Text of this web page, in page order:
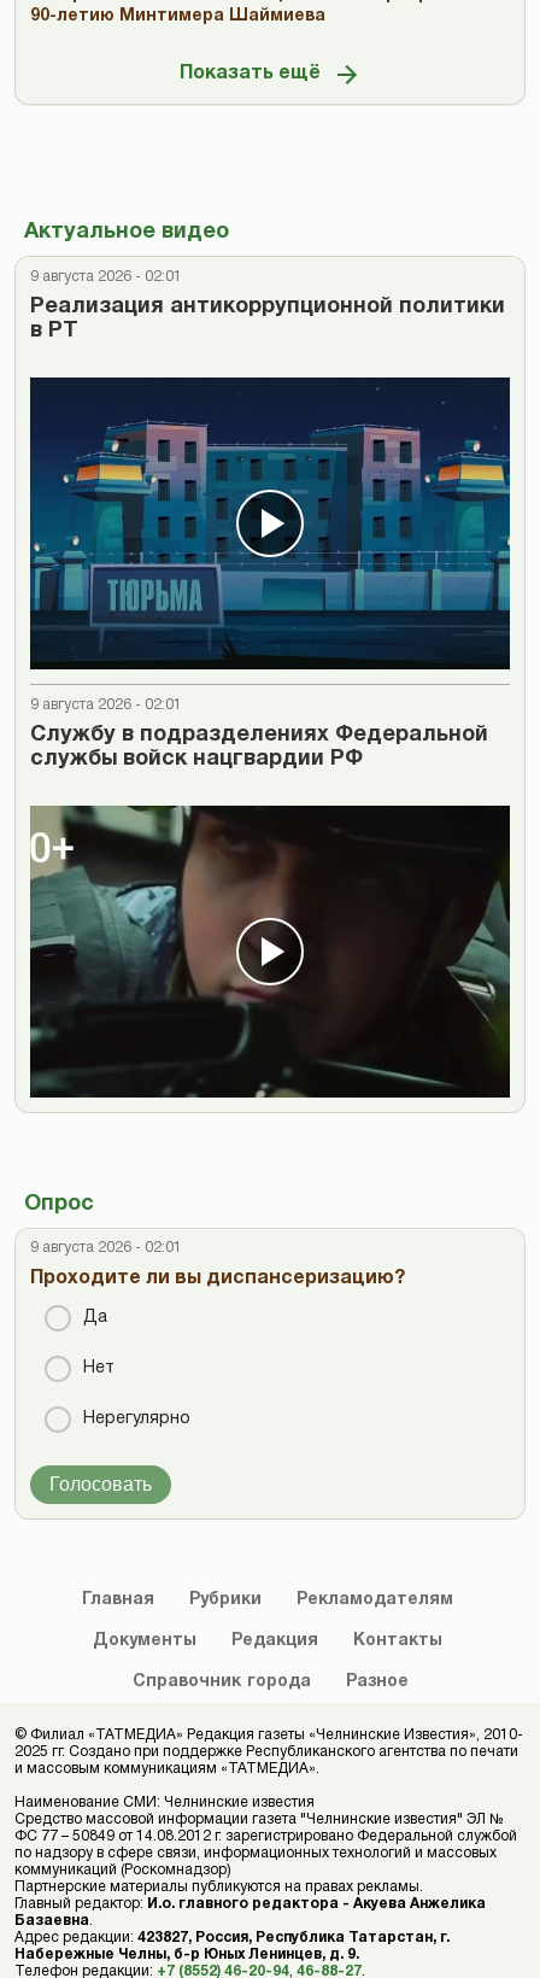
90-летию Минтимера Шаймиева
Показать ещё
Актуальное видео
9 августа 2026 - 02:01
Реализация антикоррупционной политики
в РТ
9 августа 2026 - 02:01
Cлужбу в подразделениях Федеральной
службы войск нацгвардии РФ
Опрос
9 августа 2026 - 02:01
Проходите ли вы диспансеризацию?
Да
Нет
Нерегулярно
Голосовать
Главная Рубрики Рекламодателям
Документы Редакция Контакты
Справочник города Разное
© Филиал «ТАТМЕДИА» Редакция газеты «Челнинские Известия», 2010-
2025 гг. Создано при поддержке Республиканского агентства по печати
и массовым коммуникациям «ТАТМЕДИА».
Наименование СМИ: Челнинские известия
Средство массовой информации газета "Челнинские известия" ЭЛ №
ФС 77 – 50849 от 14.08.2012 г. зарегистрировано Федеральной службой
по надзору в сфере связи, информационных технологий и массовых
коммуникаций (Роскомнадзор)
Партнерские материалы публикуются на правах рекламы.
Главный редактор: И.о. главного редактора - Акуева Анжелика
Базаевна
Адрес редакции: 423827, Россия, Республика Татарстан, г.
Набережные Челны, б-р Юных Ленинцев, д. 9.
Телефон редакции: +7 (8552) 46-20-94 46-88-27